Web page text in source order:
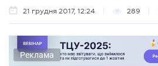
21 грудня 2017, 12:24 289
Реклама